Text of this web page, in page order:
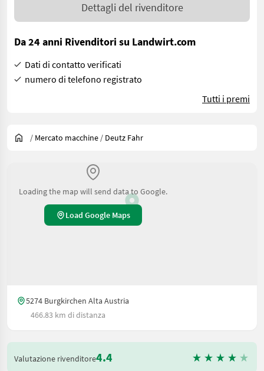
Dettagli del rivenditore
Da 24 anni Rivenditori su Landwirt.com
Dati di contatto verificati
numero di telefono registrato
Tutti i premi
/ Mercato macchine / Deutz Fahr
Loading the map will send data to Google.
Load Google Maps
5274 Burgkirchen Alta Austria
466.83 km di distanza
Valutazione rivenditore4.4